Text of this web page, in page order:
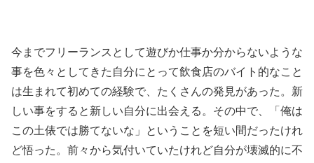
今までフリーランスとして遊びか仕事か分からないような
事を色々としてきた自分にとって飲食店のバイト的なこと
は生まれて初めての経験で、たくさんの発見があった。新
しい事をすると新しい自分に出会える。その中で、「俺は
この土俵では勝てないな」ということを短い間だったけれ
ど悟った。前々から気付いていたけれど自分が壊滅的に不